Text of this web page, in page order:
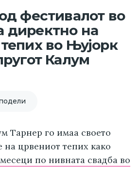
фестивалот во
директно на
во Њујорк
Калум
Тарнер го имаа своето
на црвениот тепих како
по нивната свадба во